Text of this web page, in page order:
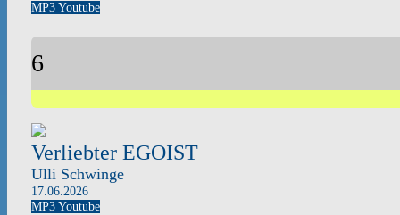
MP3Youtube
6
Verliebter EGOIST
Ulli Schwinge
17.06.2026
MP3Youtube